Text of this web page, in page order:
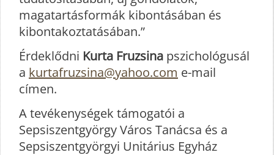
magatartásformák kibontásában és
kibontakoztatásában.”
Érdeklődni Kurta Fruzsina pszichológusál
a kurtafruzsina@yahoo.com e-mail
címen.
A tevékenységek támogatói a
Sepsiszentgyörgy Város Tanácsa és a
Sepsiszentgyörgyi Unitárius Egyház